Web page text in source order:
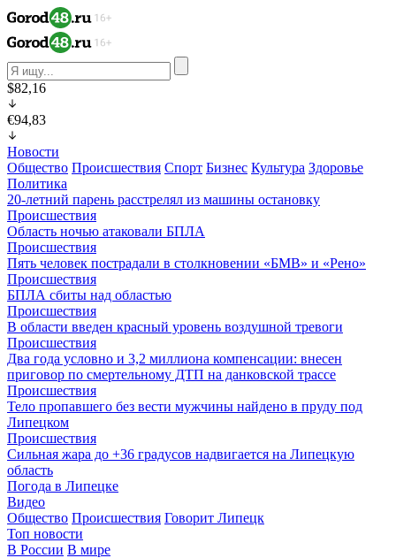
$82,16
€94,83
Новости
Общество Происшествия Спорт Бизнес Культура Здоровье
Политика
20-летний парень расстрелял из машины остановку
Происшествия
Область ночью атаковали БПЛА
Происшествия
Пять человек пострадали в столкновении «БМВ» и «Рено»
Происшествия
БПЛА сбиты над областью
Происшествия
В области введен красный уровень воздушной тревоги
Происшествия
Два года условно и 3,2 миллиона компенсации: внесен
приговор по смертельному ДТП на данковской трассе
Происшествия
Тело пропавшего без вести мужчины найдено в пруду под
Липецком
Происшествия
Сильная жара до +36 градусов надвигается на Липецкую
область
Погода в Липецке
Видео
Общество Происшествия Говорит Липецк
Топ новости
В России В мире